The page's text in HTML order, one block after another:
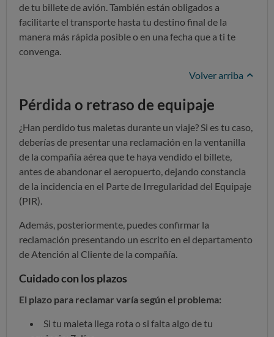
de tu billete de avión. También están obligados a
facilitarte el transporte hasta tu destino final de la
manera más rápida posible o en una fecha que a ti te
convenga.
Volver arriba
Pérdida o retraso de equipaje
¿Han perdido tus maletas durante un viaje? Si es tu caso,
deberías de presentar una reclamación en la ventanilla
de la compañía aérea que te haya vendido el billete,
antes de abandonar el aeropuerto, dejando constancia
de la incidencia en el Parte de Irregularidad del Equipaje
(PIR).
Además, posteriormente, puedes confirmar la
reclamación presentando un escrito en el departamento
de Atención al Cliente de la compañía.
Cuidado con los plazos
El plazo para reclamar varía según el problema:
Si tu maleta llega rota o si falta algo de tu